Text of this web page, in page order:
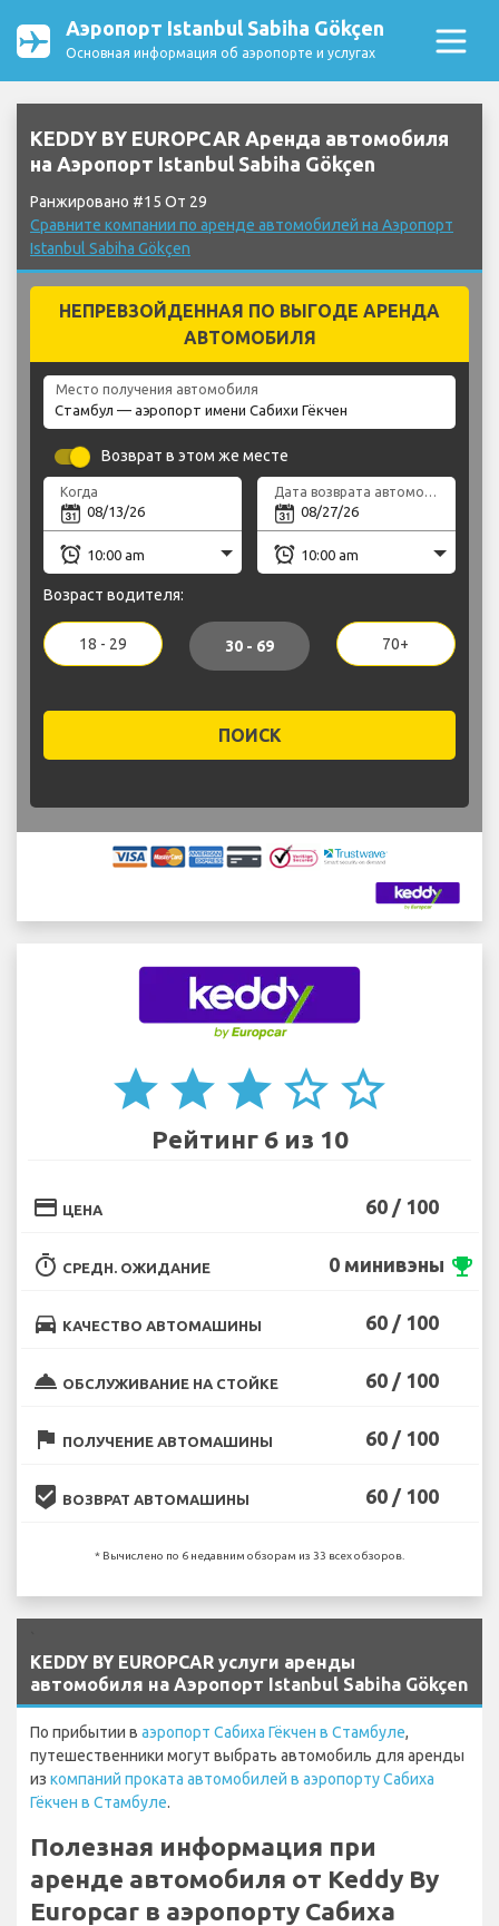
Аэропорт Istanbul Sabiha Gökçen
Основная информация об аэропорте и услугах
KEDDY BY EUROPCAR Аренда автомобиля
на Аэропорт Istanbul Sabiha Gökçen
Ранжировано #15 От 29
Сравните компании по аренде автомобилей на Аэропорт
Istanbul Sabiha Gökçen
НЕПРЕВЗОЙДЕННАЯ ПО ВЫГОДЕ АРЕНДА
АВТОМОБИЛЯ
Место получения автомобиля
Возврат в этом же месте
Когда Дата возврата автомобиля
Возраст водителя:
18 - 29 30 - 69 70+
ПОИСК
star star star star_border star_border
Рейтинг 6 из 10
credit_card ЦЕНА 60 / 100
timer СРЕДН. ОЖИДАНИЕ 0 минивэны emoji_events
directions_car КАЧЕСТВО АВТОМАШИНЫ 60 / 100
room_service ОБСЛУЖИВАНИЕ НА СТОЙКЕ 60 / 100
flag ПОЛУЧЕНИЕ АВТОМАШИНЫ 60 / 100
beenhere ВОЗВРАТ АВТОМАШИНЫ 60 / 100
* Вычислено по 6 недавним обзорам из 33 всех обзоров.
KEDDY BY EUROPCAR услуги аренды
автомобиля на Аэропорт Istanbul Sabiha Gökçen
По прибытии в аэропорт Сабиха Гёкчен в Стамбуле,
путешественники могут выбрать автомобиль для аренды
из компаний проката автомобилей в аэропорту Сабиха
Гёкчен в Стамбуле.
Полезная информация при
аренде автомобиля от Keddy By
Europcar в аэропорту Сабиха